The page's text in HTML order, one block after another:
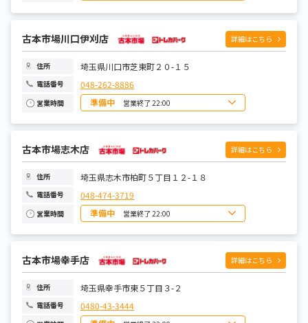
日曜日 10:00~22:00
月曜日
水曜日 10:00~22:00
木曜日 10:00~22:00
金曜日
土曜日 10:00~22:00
古本市場川口伊刈店 詳細はこちら
住所 埼玉県川口市芝東町２０-１５
電話番号 048-262-8886
営業時間 準備中 営業終了 22:00
日曜日 10:00~22:00
月曜日
水曜日
木曜日
金曜日
土曜日 10:00~22:00
古本市場志木店 詳細はこちら
住所 埼玉県志木市柏町５丁目１２-１８
電話番号 048-474-3719
営業時間 準備中 営業終了 22:00
日曜日 10:00~22:00
月曜日
水曜日
木曜日
金曜日
土曜日 10:00~22:00
古本市場幸手店 詳細はこちら
住所 埼玉県幸手市東５丁目３-２
電話番号 0480-43-3444